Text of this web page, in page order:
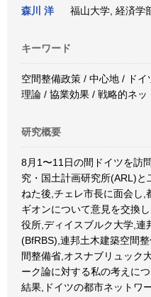
森川 洋 福山大学, 経済学
キーワード
空間整備政策 / 中心地 / ド
理論 / 協業効果 / 戦略的ネ
研究概要
8月1〜11日の間ドイツを訪
究・国土計画研究所(ARL)
ねた後,チェレ市長に面会し,
ギオンについて意見を交換
役所,ディイスブルク大学,連
(BfRBS),連邦土木建築空間
間整備省,オスナブリュック
ーク論に対する私の考えに
結果,ドイツの都市ネットワ